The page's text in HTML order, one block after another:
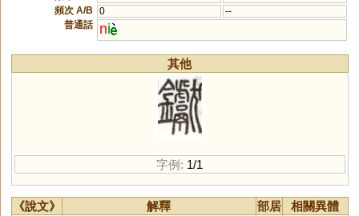
頻次 A/B
0
--
普通話
ni
其他
字例: 1/1
《說文》 解釋 部居
相關異體